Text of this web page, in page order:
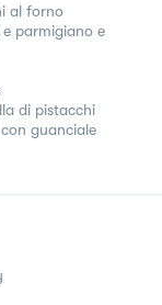
al forno
parmigiano e
di pistacchi
guanciale